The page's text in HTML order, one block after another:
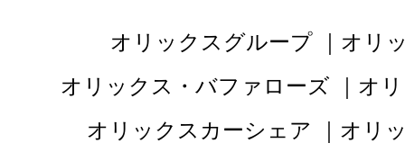
オリックスグループ
オリ
オリックス・バファローズ
オ
オリックスカーシェア
オリ